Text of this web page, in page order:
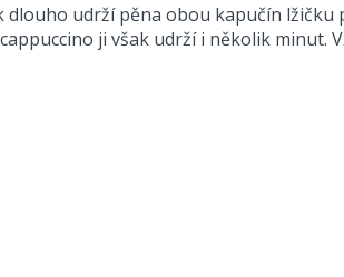
dlouho udrží pěna obou kapučín lžičku
ji však udrží i několik minut.